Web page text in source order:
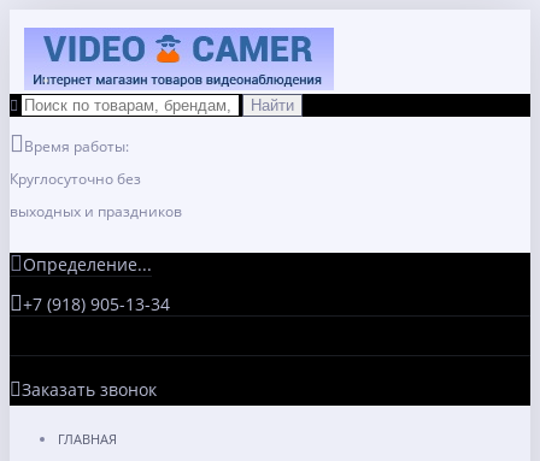
Время работы:
Круглосуточно без
выходных и праздников
Определение...
+7 (918) 905-13-34
Заказать звонок
ГЛАВНАЯ